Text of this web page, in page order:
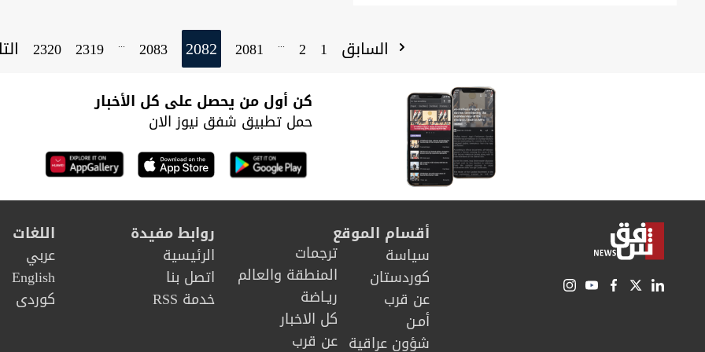
السابق 1
2
...
2081
2082
2083
...
2319
2320
كن أول من يحصل على كل الأخبار
حمل تطبيق شفق نيوز الان
أقسام الموقع
سیاسة
كوردستان
عن قرب
أمـن
شؤون عراقية
ترجمات
المنطقة والعالم
ريـاضة
كل الاخبار
عن قرب
روابط مفيدة
الرئيسية
اتصل بنا
خدمة RSS
اللغات
عربي
English
كوردى